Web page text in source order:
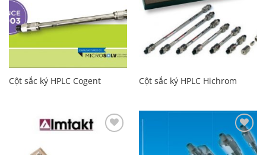
Cột sắc ký HPLC Cogent Cột sắc ký HPLC Hichrom
Add to
Wishlist